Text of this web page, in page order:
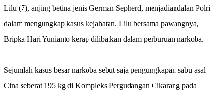
Lilu (7), anjing betina jenis German Sepherd, menjadiandalan Polri
dalam mengungkap kasus kejahatan. Lilu bersama pawangnya,
Bripka Hari Yunianto kerap dilibatkan dalam perburuan narkoba.
Sejumlah kasus besar narkoba sebut saja pengungkapan sabu asal
Cina seberat 195 kg di Kompleks Pergudangan Cikarang pada